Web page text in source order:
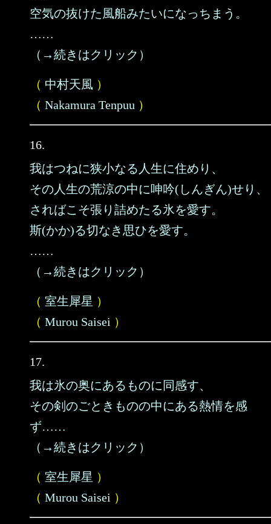
空気の抜けた風船みたいになっちまう。
……
（→続きはクリック）
（ 中村天風 ）
（ Nakamura Tenpuu ）
16.
我はつねに狭小なる人生に住めり、
その人生の荒涼の中に呻吟(しんぎん)せり、
さればこそ張り詰めたる氷を愛す。
斯(かか)る切なき思ひを愛す。
……
（→続きはクリック）
（ 室生犀星 ）
（ Murou Saisei ）
17.
我は氷の奥にあるものに同感す、
その剣のごときものの中にある熱情を感
ず……
（→続きはクリック）
（ 室生犀星 ）
（ Murou Saisei ）